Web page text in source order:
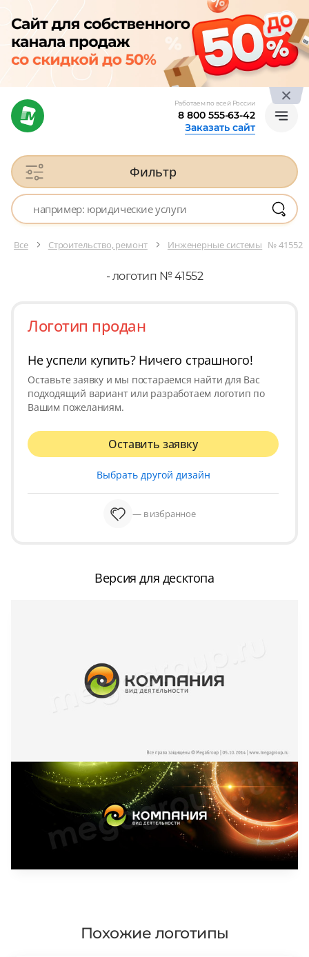
Работаем по всей России
8 800 555-63-42
Заказать сайт
Фильтр
Все Строительство, ремонт Инженерные системы № 41552
- логотип № 41552
Логотип продан
Не успели купить? Ничего страшного!
Оставьте заявку и мы постараемся найти для Вас
подходящий вариант или разработаем логотип по
Вашим пожеланиям.
Оставить заявку
Выбрать другой дизайн
— в избранное
Версия для десктопа
Похожие логотипы